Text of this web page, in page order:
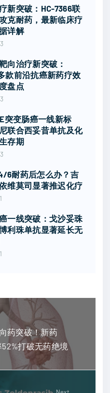
新突破：HC-7366联
克耐药，最新临床疗
详解
向治疗新突破：
款前沿抗癌新药疗效
盘点
突变肠癌一线新标
联合西妥昔单抗及化
存期
6耐药后怎么办？吉
维莫司显著推迟化疗
一线突破：戈沙妥珠
利珠单抗显著延长无
药突破！新药
打破无药绝境